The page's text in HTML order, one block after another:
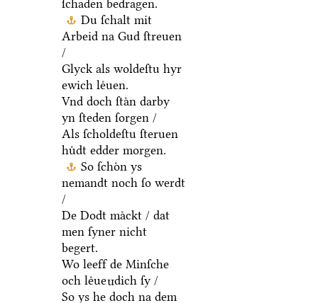
ſchaden bedragen.
Du ſchalt mit
Arbeid na Gud ſtreuen
/
Glyck als woldeſtu hyr
ewich leͤuen.
Vnd doch ſtaͤn darby
yn ſteden ſorgen /
Als ſcholdeſtu ſteruen
huͤdt edder morgen.
So ſchoͤn ys
nemandt noch ſo werdt
/
De Dodt maͤckt / dat
men ſyner nicht
begert.
Wo leeff de Minſche
och leͤuendich ſy /
So ys he doch na dem